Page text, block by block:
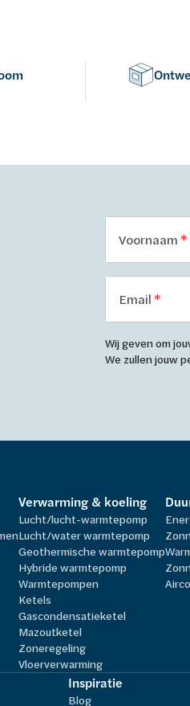
Voornaam
Email
Wij geven om
We zullen jouw
Verwarming & koeling
Lucht/lucht-warmtepomp
Lucht/water warmtepomp
Geothermische warmtepomp
Hybride warmtepomp
Warmtepompen
Ketels
Gascondensatieketel
Mazoutketel
Zoneregeling
Vloerverwarming
Airco
Inspiratie
Blog